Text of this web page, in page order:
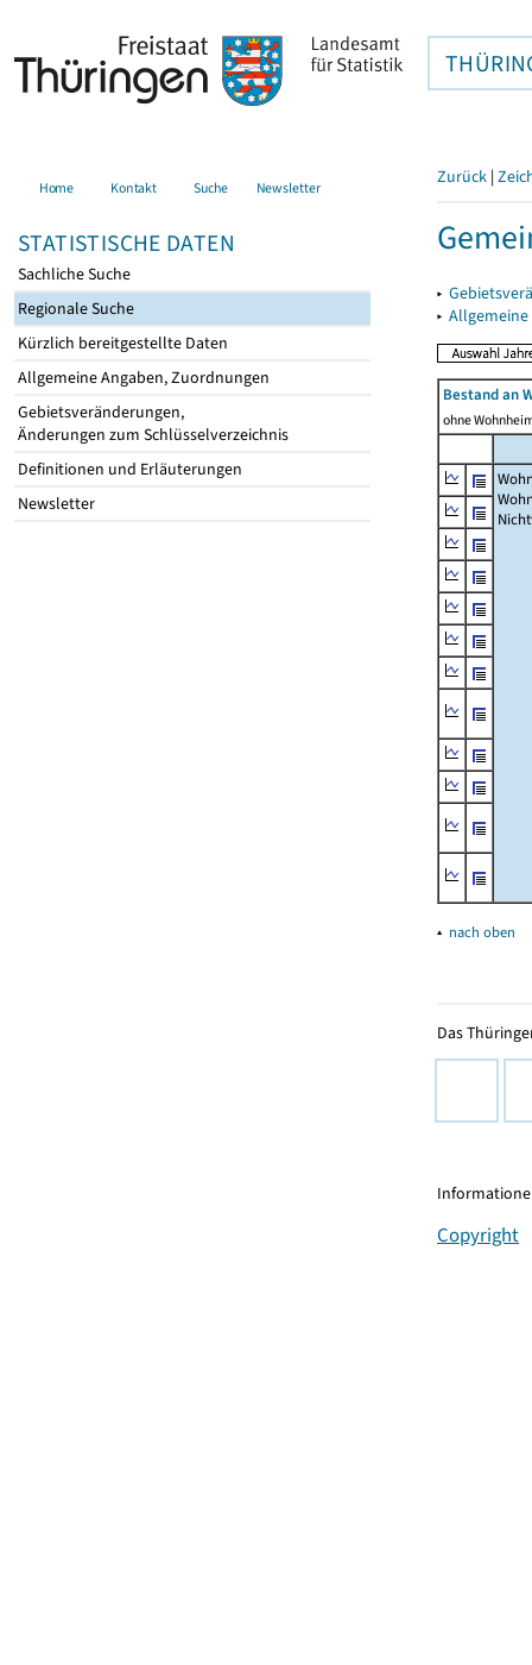
Home Kontakt Suche Newsletter
STATISTISCHE DATEN
Sachliche Suche
Regionale Suche
Kürzlich bereitgestellte Daten
Allgemeine Angaben, Zuordnungen
Gebietsveränderungen,
Änderungen zum Schlüsselverzeichnis
Definitionen und Erläuterungen
Newsletter
Zurück |
▸
▸
Bestand an
ohne
▴ nach oben
Das
Copyright